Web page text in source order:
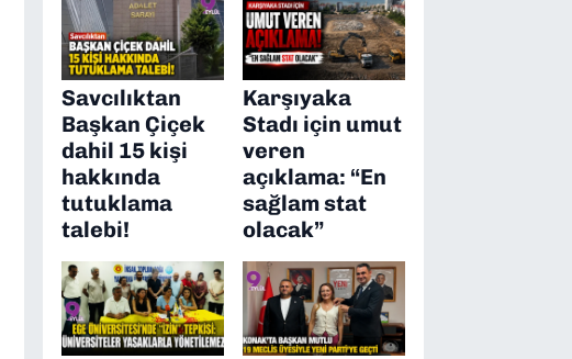
Savcılıktan
Başkan Çiçek
dahil 15 kişi
hakkında
tutuklama
talebi!
Karşıyaka
Stadı için umut
veren
açıklama: “En
sağlam stat
olacak”